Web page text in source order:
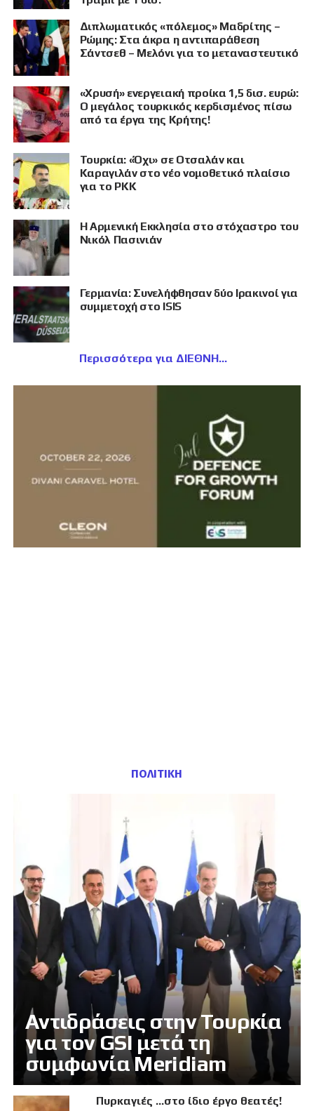
Διπλωματικός «πόλεμος» Μαδρίτης –
Ρώμης: Στα άκρα η αντιπαράθεση
Σάντσεθ – Μελόνι για το μεταναστευτικό
«Χρυσή» ενεργειακή προίκα 1,5 δισ. ευρώ:
Ο μεγάλος τουρκικός κερδισμένος πίσω
από τα έργα της Κρήτης!
Τουρκία: «Όχι» σε Οτσαλάν και
Καραγιλάν στο νέο νομοθετικό πλαίσιο
για το PKK
Η Αρμενική Εκκλησία στο στόχαστρο του
Νικόλ Πασινιάν
Γερμανία: Συνελήφθησαν δύο Ιρακινοί για
συμμετοχή στο ISIS
Περισσότερα για ΔΙΕΘΝΗ
ΠΟΛΙΤΙΚΗ
Αντιδράσεις στην Τουρκία
για τον GSI μετά τη
συμφωνία Meridiam
Πυρκαγιές …στο ίδιο έργο θεατές!